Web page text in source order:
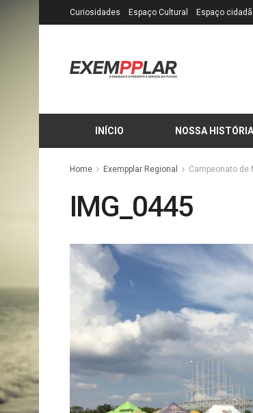
Curiosidades Espaço Cultural Espaço
INÍCIO NOSSA HISTÓRIA
Home Exempplar Regional Campeonato
IMG_0445